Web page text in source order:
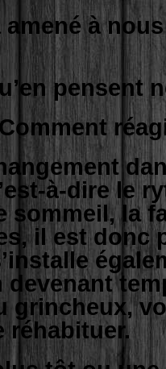
amené à
pensent
Comment
à-dire le
sommeil, la
il est donc
devenant
grincheux,
réhabituer.